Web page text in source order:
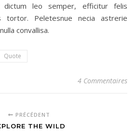
leo semper, efficitur felis
tortor. Peletesnue necia astrerie
convallisa.
Quote
4 Commentaires
PRÉCÉDENT
THE WILD